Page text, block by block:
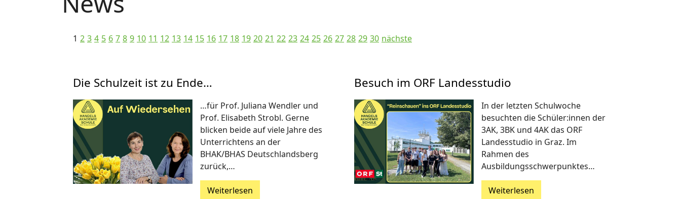
1 2 3 4 5 6 7 8 9 10 11 12 13 14 15 16 17 18 19 20 21 22 23 24 25 26 27 28 29 30 nächste
Die Schulzeit ist zu Ende…
…für Prof. Juliana Wendler und
Prof. Elisabeth Strobl. Gerne
blicken beide auf viele Jahre des
Unterrichtens an der
BHAK/BHAS Deutschlandsberg
zurück,…
Weiterlesen
Besuch im ORF Landesstudio
In der letzten Schulwoche
besuchten die Schüler:innen der
3AK, 3BK und 4AK das ORF
Landesstudio in Graz. Im
Rahmen des
Ausbildungsschwerpunktes…
Weiterlesen